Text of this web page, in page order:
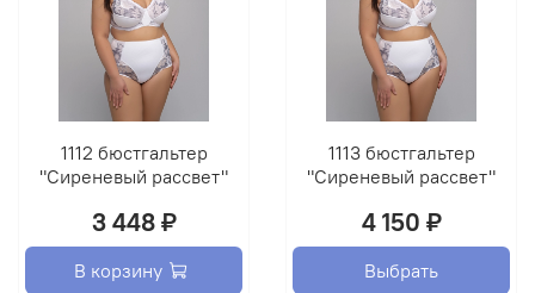
1112 бюстгальтер
"Сиреневый рассвет"
3 448 ₽
В корзину
1113 бюстгальтер
"Сиреневый рассвет"
4 150 ₽
Выбрать